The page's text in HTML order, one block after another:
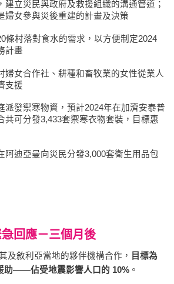
建立災民與政府及救援組織的溝通管道；
婦女參與災後重建的計畫及決策
條村落對食水的需求，以方便制定2024
計畫
婦女合作社、耕種和畜牧業的女性從業人
支援
派發禦寒物資，預計2024年在加濟安泰普
共可分發3,433套禦寒衣物套裝，目標惠
阿迪亞曼向災民分發3,000套衛生用品包
回應－三個月後
及敘利亞當地的夥伴機構合作，
目標為
助——佔受地震影響人口的 10% 。